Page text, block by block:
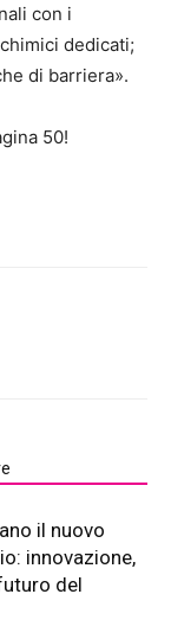
con i
dedicati;
di barriera».
50!
il nuovo
innovazione,
del